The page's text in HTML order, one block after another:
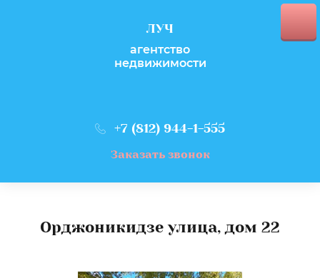
ЛУЧ
агентство
недвижимости
+7 (812) 944-1-555
Заказать звонок
Орджоникидзе улица, дом 22